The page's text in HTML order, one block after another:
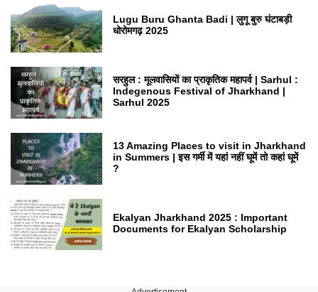
Lugu Buru Ghanta Badi | लुगू बुरु घंटाबड़ी
धोरोमगढ़ 2025
सरहुल : मूलवासियों का प्राकृतिक महापर्व | Sarhul :
Indegenous Festival of Jharkhand |
Sarhul 2025
13 Amazing Places to visit in Jharkhand
in Summers | इस गर्मी में यहां नहीं घूमें तो कहां घूमें
?
Ekalyan Jharkhand 2025 : Important
Documents for Ekalyan Scholarship